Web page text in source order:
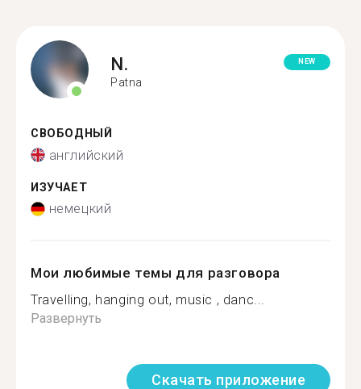
N.
Patna
NEW
СВОБОДНЫЙ
английский
ИЗУЧАЕТ
немецкий
Мои любимые темы для разговора
Travelling, hanging out, music , danc...
Развернуть
Скачать приложение